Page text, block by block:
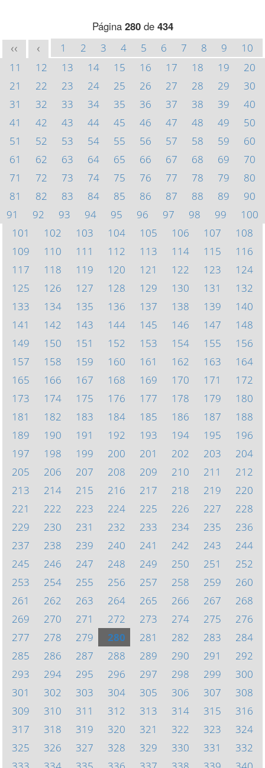
Página 280de 434
<< < 1 2 3 4 5 6 7 8 9
10
11
12 13 14 15 16 17 18 19
20
21
22 23 24 25 26 27 28 29
30
31
32 33 34 35 36 37 38 39
40
41
42 43 44 45 46 47 48 49
50
51
52 53 54 55 56 57 58 59
60
61
62 63 64 65 66 67 68 69
70
71
72 73 74 75 76 77 78 79
80
81
82 83 84 85 86 87 88 89
90
91
92 93 94 95 96 97 98 99
100
101
102 103 104 105 106 107
108
109
110 111 112 113 114 115
116
117
118 119 120 121 122 123
124
125
126 127 128 129 130 131
132
133
134 135 136 137 138 139
140
141
142 143 144 145 146 147
148
149
150 151 152 153 154 155
156
157
158 159 160 161 162 163
164
165
166 167 168 169 170 171
172
173
174 175 176 177 178 179
180
181
182 183 184 185 186 187
188
189
190 191 192 193 194 195
196
197
198 199 200 201 202 203
204
205
206 207 208 209 210 211
212
213
214 215 216 217 218 219
220
221
222 223 224 225 226 227
228
229
230 231 232 233 234 235
236
237
238 239 240 241 242 243
244
245
246 247 248 249 250 251
252
253
254 255 256 257 258 259
260
261
262 263 264 265 266 267
268
269
270 271 272 273 274 275
276
277
278 279 280 281 282 283
284
285
286 287 288 289 290 291
292
293
294 295 296 297 298 299
300
301
302 303 304 305 306 307
308
309
310 311 312 313 314 315
316
317
318 319 320 321 322 323
324
325
326 327 328 329 330 331
332